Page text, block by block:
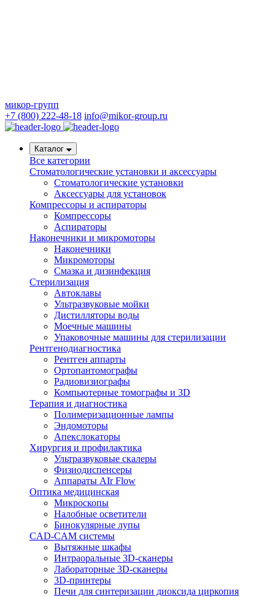
микор-групп
+7 (800) 222-48-18 info@mikor-group.ru
Каталог
Все категории
Стоматологические установки и аксессуары
Стоматологические установки
Аксессуары для установок
Компрессоры и аспираторы
Компрессоры
Аспираторы
Наконечники и микромоторы
Наконечники
Микромоторы
Смазка и дизинфекция
Стерилизация
Автоклавы
Ультразвуковые мойки
Дистилляторы воды
Моечные машины
Упаковочные машины для стерилизации
Рентгенодиагностика
Рентген аппарты
Ортопантомографы
Радиовизиографы
Компьютерные томографы и 3D
Терапия и диагностика
Полимеризационные лампы
Эндомоторы
Апекслокаторы
Хирургия и профилактика
Ультразвуковые скалеры
Физиодиспенсеры
Аппараты AIr Flow
Оптика медицинская
Микроскопы
Налобные осветители
Бинокулярные лупы
CAD-CAM системы
Вытяжные шкафы
Интраоральные 3D-сканеры
Лабораторные 3D-сканеры
3D-принтеры
Печи для синтеризации диоксида циркопия